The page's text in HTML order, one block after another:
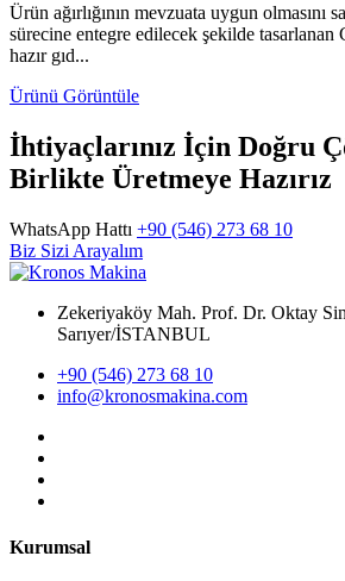
Ürün ağırlığının mevzuata uygun olmasını
sürecine entegre edilecek şekilde
hazır gıd...
Ürünü Görüntüle
İhtiyaçlarınız İçin Doğru
Birlikte Üretmeye Hazırız
WhatsApp Hattı +90 (546) 273 68 10
Biz Sizi Arayalım
Zekeriyaköy Mah. Prof. Dr. Oktay
Sarıyer/İSTANBUL
+90 (546) 273 68 10
info@kronosmakina.com
Kurumsal